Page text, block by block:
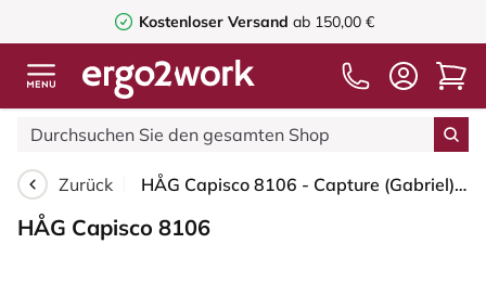
Kostenloser Versand ab 150,00 €
Zurück HÅG Capisco 8106 - Capture (Gabriel) - Wolle / Polyamid - CPT4601 - Dark grey - Blush Rose - 150mm (Sitzhöhe 40-55cm) - Bodengleiter
HÅG Capisco 8106